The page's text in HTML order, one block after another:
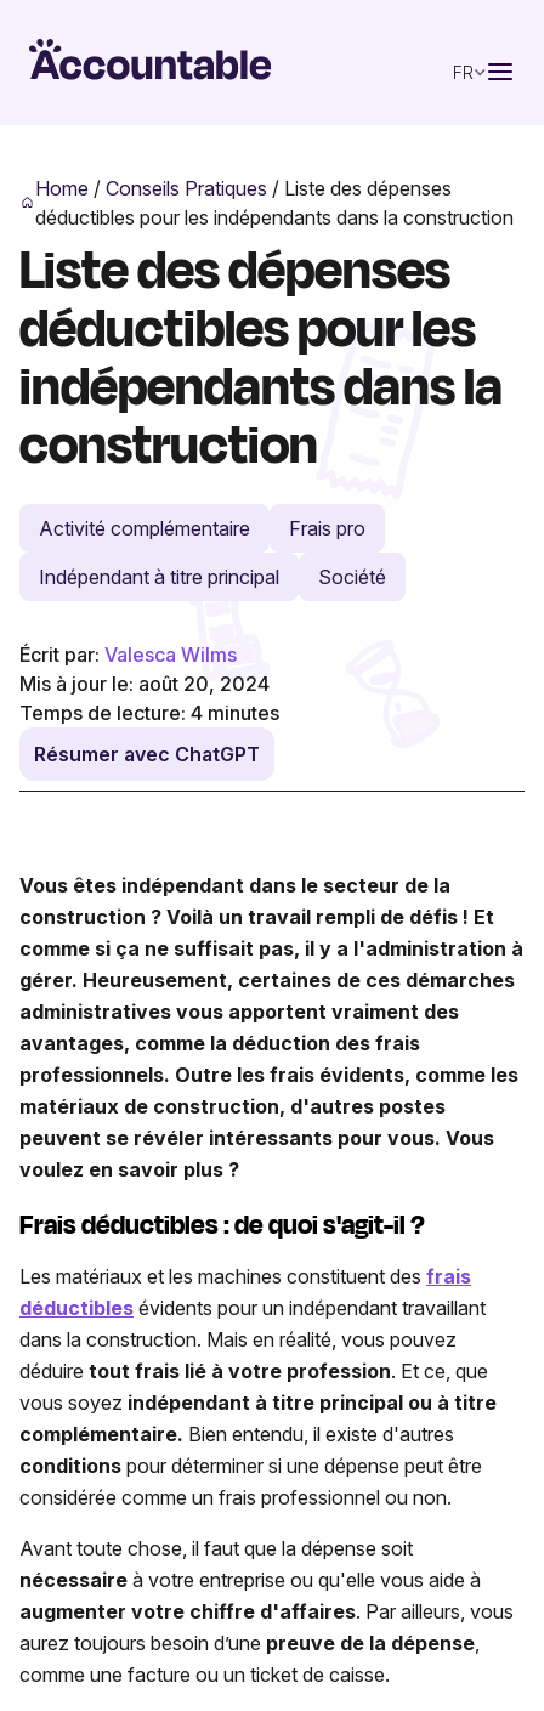
FR
Home / Conseils Pratiques / Liste des dépenses
déductibles pour les indépendants dans la construction
Liste des dépenses
déductibles pour les
indépendants dans la
construction
Activité complémentaire
Frais pro
Indépendant à titre principal
Société
Écrit par: Valesca Wilms
Mis à jour le: août 20, 2024
Temps de lecture: 4 minutes
Résumer avec ChatGPT
Vous êtes indépendant dans le secteur de la
construction ? Voilà un travail rempli de défis ! Et
comme si ça ne suffisait pas, il y a l'administration à
gérer. Heureusement, certaines de ces démarches
administratives vous apportent vraiment des
avantages, comme la déduction des frais
professionnels. Outre les frais évidents, comme les
matériaux de construction, d'autres postes
peuvent se révéler intéressants pour vous. Vous
voulez en savoir plus ?
Frais déductibles : de quoi s'agit-il ?
Les matériaux et les machines constituent des frais
déductibles évidents pour un indépendant travaillant
dans la construction. Mais en réalité, vous pouvez
déduire tout frais lié à votre profession. Et ce, que
vous soyez indépendant à titre principal ou à titre
complémentaire. Bien entendu, il existe d'autres
conditions pour déterminer si une dépense peut être
considérée comme un frais professionnel ou non.
Avant toute chose, il faut que la dépense soit
nécessaire à votre entreprise ou qu'elle vous aide à
augmenter votre chiffre d'affaires. Par ailleurs, vous
aurez toujours besoin d’une preuve de la dépense
comme une facture ou un ticket de caisse.